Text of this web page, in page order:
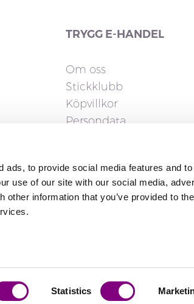
ads, to provide social media features and
use of our site with our social media,
information that you’ve provided to
Statistics
TRYGG E-HANDEL
Om oss
Stickklubb
Köpvillkor
Persondata